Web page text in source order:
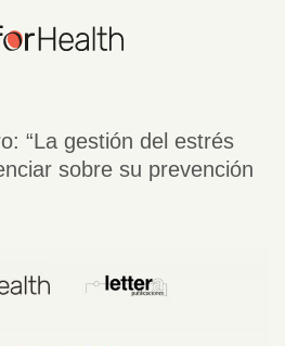
“La gestión del estrés
sobre su prevención